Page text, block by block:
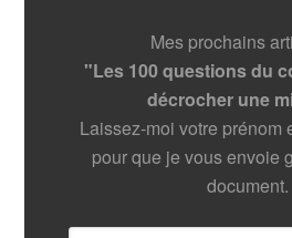
Mes prochains
"Les 100 questions du
décrocher une
Laissez-moi votre prénom
pour que je vous envoie
document.